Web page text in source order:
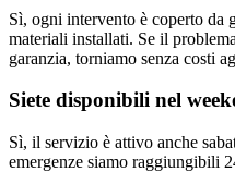
Sì, ogni intervento è coperto da
materiali installati. Se il
garanzia, torniamo senza costi
Siete disponibili nel
Sì, il servizio è attivo anche
emergenze siamo raggiungibili